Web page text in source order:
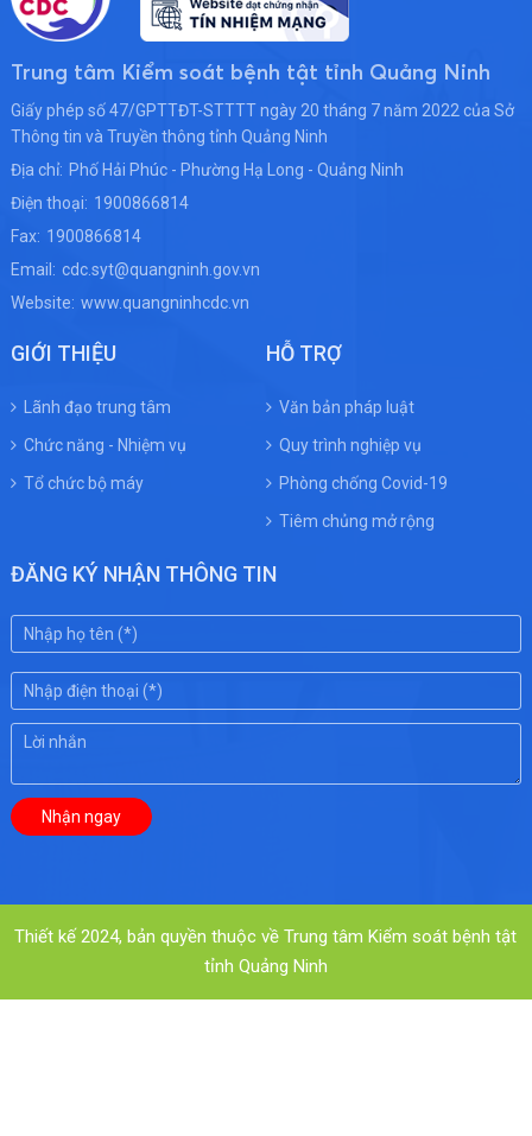
Trung tâm Kiểm soát bệnh tật tỉnh Quảng Ninh
Giấy phép số 47/GPTTĐT-STTTT ngày 20 tháng 7 năm 2022 của Sở
Thông tin và Truyền thông tỉnh Quảng Ninh
Địa chỉ: Phố Hải Phúc - Phường Hạ Long - Quảng Ninh
Điện thoại: 1900866814
Fax: 1900866814
Email: cdc.syt@quangninh.gov.vn
Website: www.quangninhcdc.vn
GIỚI THIỆU
Lãnh đạo trung tâm
Chức năng - Nhiệm vụ
Tổ chức bộ máy
HỖ TRỢ
Văn bản pháp luật
Quy trình nghiệp vụ
Phòng chống Covid-19
Tiêm chủng mở rộng
ĐĂNG KÝ NHẬN THÔNG TIN
Thiết kế 2024, bản quyền thuộc về Trung tâm Kiểm soát bệnh tật
tỉnh Quảng Ninh